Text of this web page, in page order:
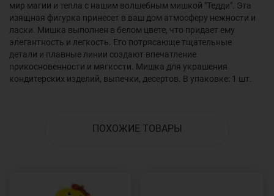
мир магии и тепла с нашим волшебным мишкой "Тедди". Эта
изящная фигурка принесет в ваш дом атмосферу нежности и
ласки. Мишка выполнен в белом цвете, что придает ему
элегантность и легкость. Его потрясающе тщательные
детали и плавные линии создают впечатление
прикосновенности и мягкости. Мишка для украшения
кондитерских изделий, выпечки, десертов. В упаковке: 1 шт.
ПОХОЖИЕ ТОВАРЫ